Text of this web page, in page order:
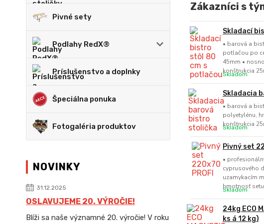
Pivné sety
Podlahy RedX®
Príslušenstvo a doplnky
Špeciálna ponuka
Fotogaléria produktov
NOVINKY
31.12.2025
OSLAVUJEME 20. VÝROČIE!
Blíži sa naše významné 20. výročie! V roku
Zákazníci s
Skladací
• barová a
potlačou po
45mm •
konštrukcia
Skladom
Skladacia
• barová a
polyetylénu,
konštrukcia
Skladom
Pivný set
•
cyprusového
uzamykacím
hmotnosť
Skladom
24kg ECO
ks á 12 kg)